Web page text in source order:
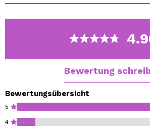
Einige super Wimpern im
Bewertung
Bewertungsübersicht
5
4